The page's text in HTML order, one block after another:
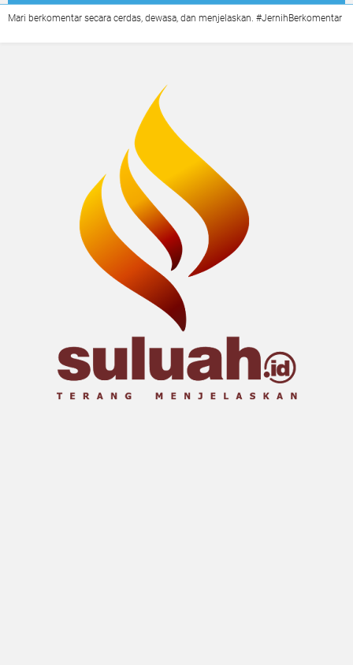
Mari berkomentar secara cerdas, dewasa, dan menjelaskan. #JernihBerkomentar